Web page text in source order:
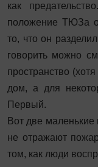
как
положение ТЮЗа
то, что он
говорить можно
пространство
дом, а для
Первый.
Вот две
не отражают
том, как люди